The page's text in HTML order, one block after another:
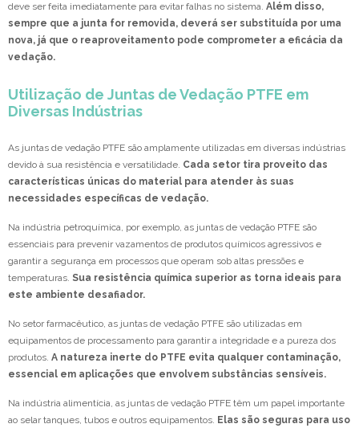
deve ser feita imediatamente para evitar falhas no sistema. Além disso,
sempre que a junta for removida, deverá ser substituída por uma
nova, já que o reaproveitamento pode comprometer a eficácia da
vedação.
Utilização de Juntas de Vedação PTFE em
Diversas Indústrias
As juntas de vedação PTFE são amplamente utilizadas em diversas indústrias
devido à sua resistência e versatilidade. Cada setor tira proveito das
características únicas do material para atender às suas
necessidades específicas de vedação.
Na indústria petroquímica, por exemplo, as juntas de vedação PTFE são
essenciais para prevenir vazamentos de produtos químicos agressivos e
garantir a segurança em processos que operam sob altas pressões e
temperaturas. Sua resistência química superior as torna ideais para
este ambiente desafiador.
No setor farmacêutico, as juntas de vedação PTFE são utilizadas em
equipamentos de processamento para garantir a integridade e a pureza dos
produtos. A natureza inerte do PTFE evita qualquer contaminação,
essencial em aplicações que envolvem substâncias sensíveis.
Na indústria alimentícia, as juntas de vedação PTFE têm um papel importante
ao selar tanques, tubos e outros equipamentos. Elas são seguras para uso